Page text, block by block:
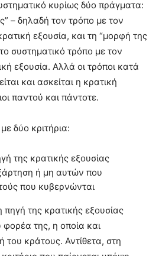
κυρίως δύο πράγματα:
– δηλαδή τον τρόπο με τον
εξουσία, και τη “μορφή της
συστηματικό τρόπο με τον
εξουσία. Αλλά οι τρόποι κατά
και ασκείται η κρατική
παντού και πάντοτε.
δύο κριτήρια:
της κρατικής εξουσίας
ή μη αυτών που
που κυβερνώνται
της κρατικής εξουσίας
φορέα της, η οποία και
του κράτους. Αντίθετα, στη